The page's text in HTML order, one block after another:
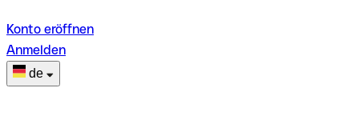
Konto eröffnen
Anmelden
de